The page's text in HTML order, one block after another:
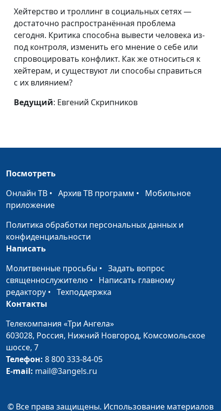
Библия. Инструкция по
применению
Евгений Скрипников
Чек-лист по Библии Евгений Скрипников #100
Благодарность
Александр Кузнецов,
лайф-коуч
#81
Методы управления
временем
лайф-коуч
учимся планировать
Победить
неуравновешенность
Александр Кузнецов,
Планирование целей на
год
Александр Кузнецов,
не ошибиться?
лайф-коуч
Семь ошибок тайм-
менеджмента
Матрица Эйзенхауэра:
расставляем
приоритеты
Александр Кузнецов,
лайф-коуч
Наши привычки
лайф-коуч
Хейтерство и троллинг в социальных сетях —
достаточно распространённая проблема
сегодня. Критика способна вывести человека из-
под контроля, изменить его мнение о себе или
спровоцировать конфликт. Как же относиться к
хейтерам, и существуют ли способы справиться
с их влиянием?
Ведущий: Евгений Скрипников
Посмотреть
Онлайн ТВ • Архив ТВ программ • Мобильное
приложение
Политика обработки персональных данных и
конфиденциальности
Написать
Молитвенные просьбы • Задать вопрос
священнослужителю • Написать главному
редактору • Техподдержка
Контакты
Телекомпания «Три Ангела»
603028, Россия, Нижний Новгород, Комсомольское
шоссе, 7
Телефон: 8 800 333-84-05
E-mail: mail@3angels.ru
© Все права защищены. Использование материалов